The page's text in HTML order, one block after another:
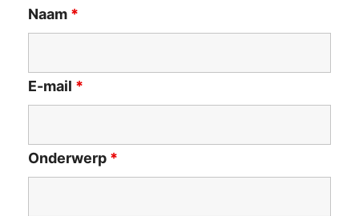
Naam *
E-mail *
Onderwerp *